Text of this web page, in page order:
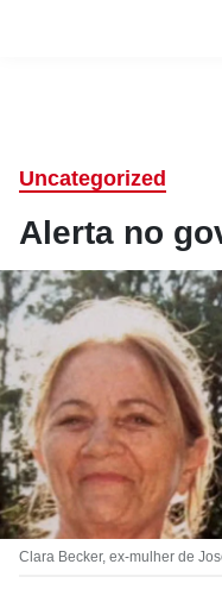
Uncategorized
Alerta no
Clara Becker, ex-mulher de